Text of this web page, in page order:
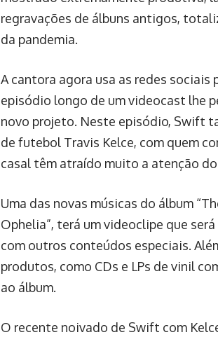
regravações de álbuns antigos,
da pandemia.
A cantora agora usa as redes
episódio longo de um videocast lhe
novo projeto. Neste episódio, Swift
de futebol Travis Kelce, com quem
casal têm atraído muito a atenção
Uma das novas músicas do álbum
Ophelia”, terá um videoclipe que
com outros conteúdos especiais.
produtos, como CDs e LPs de vinil
ao álbum.
O recente noivado de Swift com